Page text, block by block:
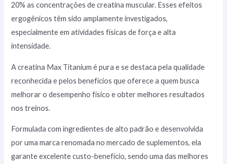
20% as concentrações de creatina muscular. Esses efeitos
ergogênicos têm sido amplamente investigados,
especialmente em atividades físicas de força e alta
intensidade.
A creatina Max Titanium é pura e se destaca pela qualidade
reconhecida e pelos benefícios que oferece a quem busca
melhorar o desempenho físico e obter melhores resultados
nos treinos.
Formulada com ingredientes de alto padrão e desenvolvida
por uma marca renomada no mercado de suplementos, ela
garante excelente custo-benefício, sendo uma das melhores